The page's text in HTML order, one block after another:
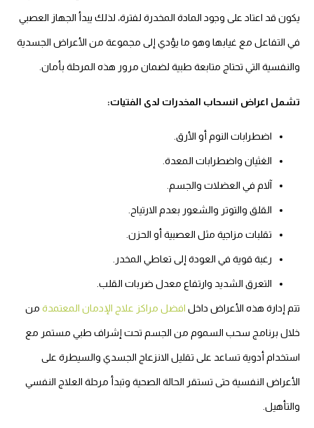
يكون قد اعتاد على وجود المادة المخدرة لفترة، لذلك يبدأ الجهاز العصبي
في التفاعل مع غيابها وهو ما يؤدي إلى مجموعة من الأعراض الجسدية
والنفسية التي تحتاج متابعة طبية لضمان مرور هذه المرحلة بأمان.
تشمل اعراض انسحاب المخدرات لدى الفتيات:
اضطرابات النوم أو الأرق.
الغثيان واضطرابات المعدة.
آلام في العضلات والجسم.
القلق والتوتر والشعور بعدم الارتياح.
تقلبات مزاجية مثل العصبية أو الحزن.
رغبة قوية في العودة إلى تعاطي المخدر.
التعرق الشديد وارتفاع معدل ضربات القلب.
تتم إدارة هذه الأعراض داخل افضل مراكز علاج الإدمان المعتمدة من
خلال برنامج سحب السموم من الجسم تحت إشراف طبي مستمر مع
استخدام أدوية تساعد على تقليل الانزعاج الجسدي والسيطرة على
الأعراض النفسية حتى تستقر الحالة الصحية وتبدأ مرحلة العلاج النفسي
والتأهيل.